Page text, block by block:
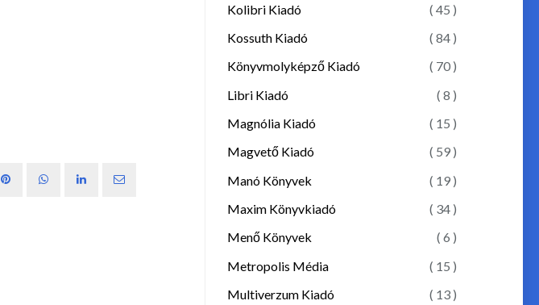
Kolibri Kiadó
( 45 )
Kossuth Kiadó
( 84 )
Könyvmolyképző Kiadó
( 70 )
Libri Kiadó
( 8 )
Magnólia Kiadó
( 15 )
Magvető Kiadó
( 59 )
Manó Könyvek
( 19 )
Maxim Könyvkiadó
( 34 )
Menő Könyvek
( 6 )
Metropolis Média
( 15 )
Multiverzum Kiadó
( 13 )